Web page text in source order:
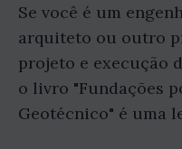
Se você é um
arquiteto ou outro
projeto e execução
o livro "Fundações
Geotécnico" é uma